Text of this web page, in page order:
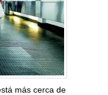
más cerca de